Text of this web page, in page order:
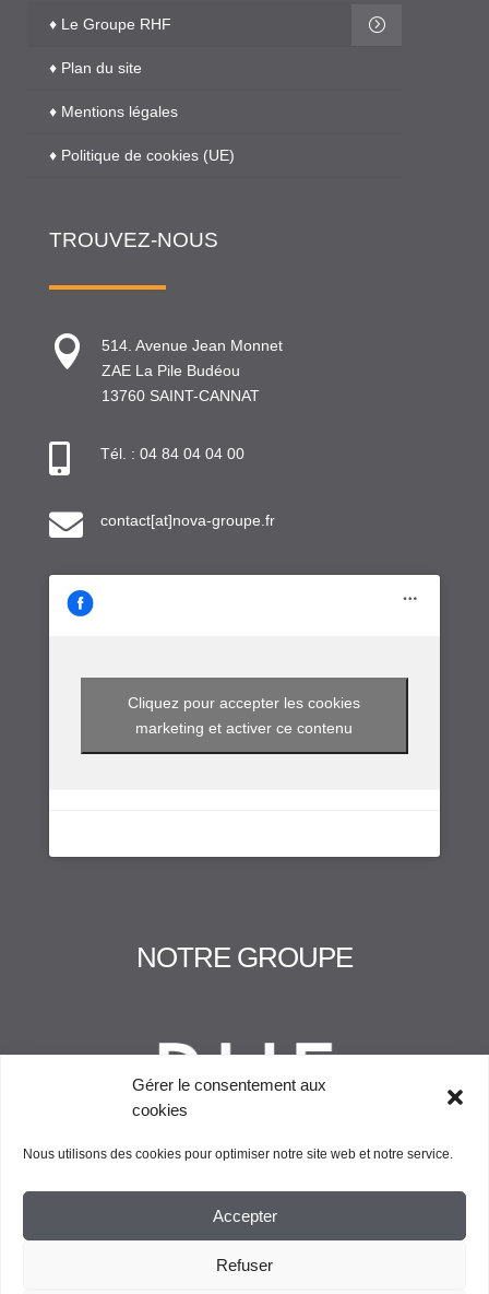
Gérer le consentement aux
cookies
Nous utilisons des cookies pour optimiser notre site web et notre service.
Accepter
Refuser
♦ Le Groupe RHF
♦ Plan du site
♦ Mentions légales
♦ Politique de cookies (UE)
TROUVEZ-NOUS

514. Avenue Jean Monnet
ZAE La Pile Budéou
13760 SAINT-CANNAT
 Tél. : 04 84 04 04 00
 contact[at]nova-groupe.fr
Cliquez pour accepter les cookies
marketing et activer ce contenu
NOTRE GROUPE